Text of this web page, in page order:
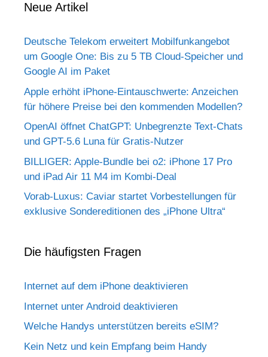
Neue Artikel
Deutsche Telekom erweitert Mobilfunkangebot
um Google One: Bis zu 5 TB Cloud-Speicher und
Google AI im Paket
Apple erhöht iPhone-Eintauschwerte: Anzeichen
für höhere Preise bei den kommenden Modellen?
OpenAI öffnet ChatGPT: Unbegrenzte Text-Chats
und GPT-5.6 Luna für Gratis-Nutzer
BILLIGER: Apple-Bundle bei o2: iPhone 17 Pro
und iPad Air 11 M4 im Kombi-Deal
Vorab-Luxus: Caviar startet Vorbestellungen für
exklusive Sondereditionen des „iPhone Ultra“
Die häufigsten Fragen
Internet auf dem iPhone deaktivieren
Internet unter Android deaktivieren
Welche Handys unterstützen bereits eSIM?
Kein Netz und kein Empfang beim Handy